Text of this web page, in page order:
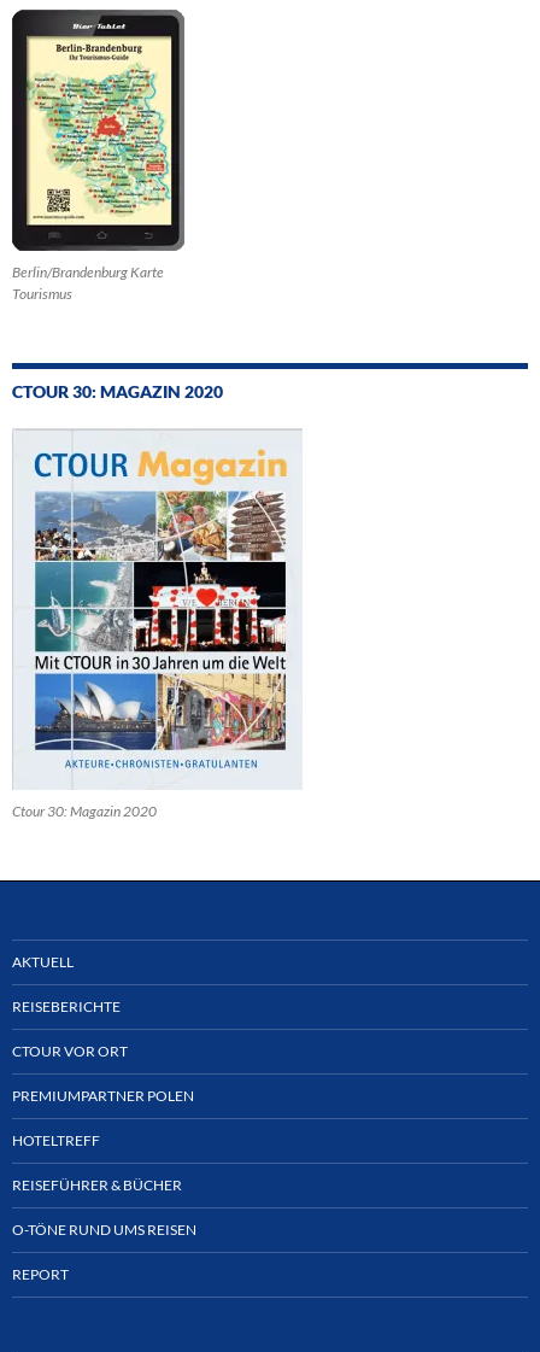
Berlin/Brandenburg Karte
Tourismus
CTOUR 30: MAGAZIN 2020
Ctour 30: Magazin 2020
AKTUELL
REISEBERICHTE
CTOUR VOR ORT
PREMIUMPARTNER POLEN
HOTELTREFF
REISEFÜHRER & BÜCHER
O-TÖNE RUND UMS REISEN
REPORT